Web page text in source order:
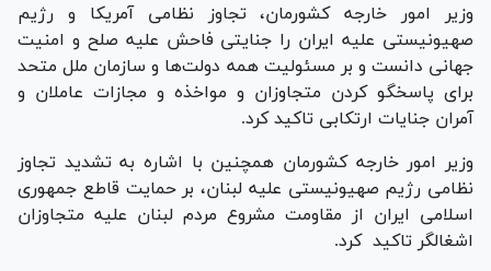
وزیر امور خارجه کشورمان، تجاوز نظامی آمریکا و رژیم
صهیونیستی علیه ایران را جنایتی فاحش علیه صلح و امنیت
جهانی دانست و بر مسئولیت همه دولت‌ها و سازمان ملل متحد
برای پاسخگو کردن متجاوزان و مواخذه و مجازات عاملان و
آمران جنایات ارتکابی تاکید کرد.
وزیر امور خارجه کشورمان همچنین با اشاره به تشدید تجاوز
نظامی رژیم صهیونیستی علیه لبنان، بر حمایت قاطع جمهوری
اسلامی ایران از مقاومت مشروع مردم لبنان علیه متجاوزان
اشغالگر تاکید کرد.